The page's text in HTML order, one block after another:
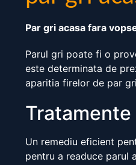
Par gri acasa fara
Parul gri poate fi o
este determinata de
aparitia firelor de par
Un remediu eficient
pentru a readuce parul